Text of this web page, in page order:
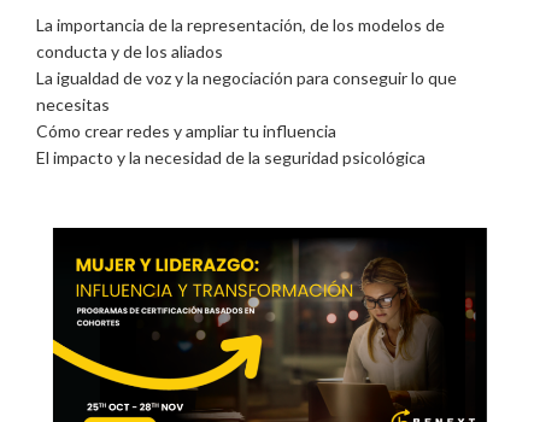
La importancia de la representación, de los modelos de
conducta y de los aliados
La igualdad de voz y la negociación para conseguir lo que
necesitas
Cómo crear redes y ampliar tu influencia
El impacto y la necesidad de la seguridad psicológica